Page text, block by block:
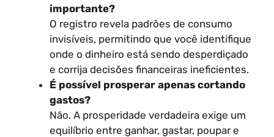
importante?
O registro revela padrões de consumo
invisíveis, permitindo que você identifique
onde o dinheiro está sendo desperdiçado
e corrija decisões financeiras ineficientes.
É possível prosperar apenas cortando
gastos?
Não. A prosperidade verdadeira exige um
equilíbrio entre ganhar, gastar, poupar e